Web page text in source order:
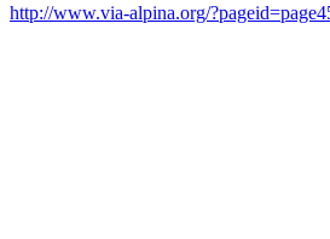
http://www.via-alpina.org/